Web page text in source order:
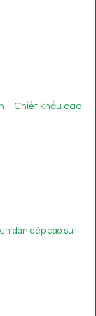
– Chiết khấu cao
dán dép cao su